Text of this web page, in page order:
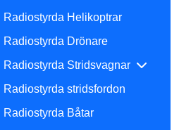
Radiostyrda Helikoptrar
Radiostyrda Drönare
Radiostyrda Stridsvagnar
Radiostyrda stridsfordon
Radiostyrda Båtar